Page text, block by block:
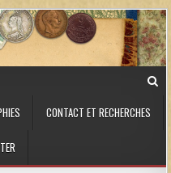
CONTACT ET RECHERCHES